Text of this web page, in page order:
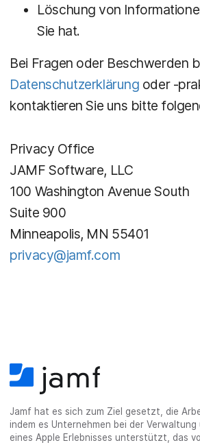
Löschung von
Sie hat.
Bei Fragen oder Beschwerden
Datenschutzerklärung oder -
kontaktieren Sie uns bitte
Privacy Office
JAMF Software, LLC
100 Washington Avenue South
Suite 900
Minneapolis, MN 55401
privacy@jamf.com
Jamf hat es sich zum Ziel gesetzt, die
indem es Unternehmen bei der
eines Apple Erlebnisses unterstützt, das